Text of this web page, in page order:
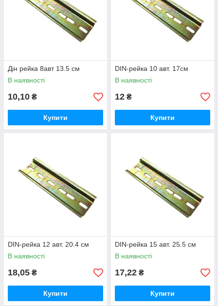
Дін рейка 8авт 13.5 см
В наявності
10,10 ₴
Купити
DIN-рейка 10 авт. 17см
В наявності
12 ₴
Купити
DIN-рейка 12 авт. 20.4 см
В наявності
18,05 ₴
Купити
DIN-рейка 15 авт. 25.5 см
В наявності
17,22 ₴
Купити